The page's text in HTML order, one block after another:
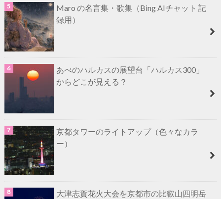
Maro の名言集・歌集（Bing AIチャット 記
録用）
あべのハルカスの展望台「ハルカス300」
からどこが見える？
京都タワーのライトアップ（色々なカラ
ー）
大津志賀花火大会を京都市の比叡山四明岳